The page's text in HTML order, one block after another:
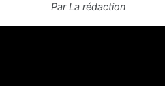
ParLa rédaction